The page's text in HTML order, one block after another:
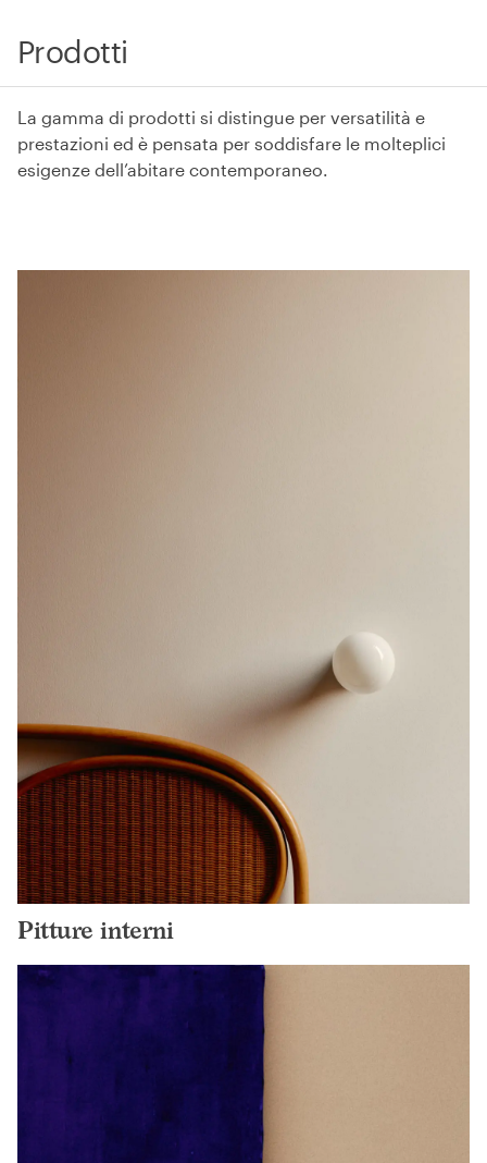
Prodotti
La gamma di prodotti si distingue per versatilità e
prestazioni ed è pensata per soddisfare le molteplici
esigenze dell’abitare contemporaneo.
Pitture interni